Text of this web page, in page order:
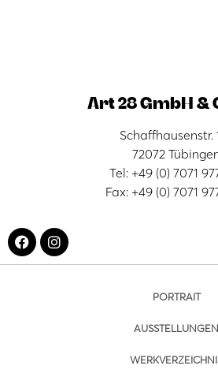
Art 28 GmbH &
Schaffhausenstr.
72072
Tel: +49 (0) 7071
Fax: +49 (0) 7071
PORTRAIT
AUSSTELLUNGEN